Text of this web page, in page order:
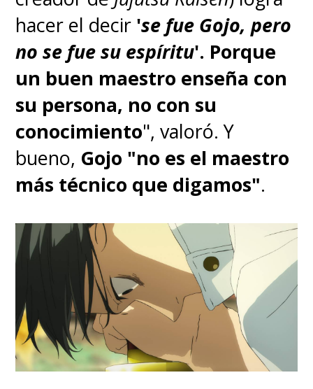
hacer el decir 'se fue Gojo, pero
no se fue su espíritu'. Porque
un buen maestro enseña con
su persona, no con su
conocimiento", valoró. Y
bueno, Gojo "no es el maestro
más técnico que digamos".